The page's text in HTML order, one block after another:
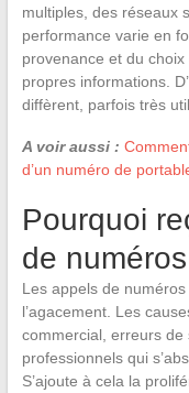
multiples, des réseaux
performance varie en
provenance et du
propres informations.
diffèrent, parfois très
A voir aussi :
d’un numéro de
Pourquoi
de
Les appels de
l’agacement. Les
commercial, erreurs
professionnels qui
S’ajoute à cela la